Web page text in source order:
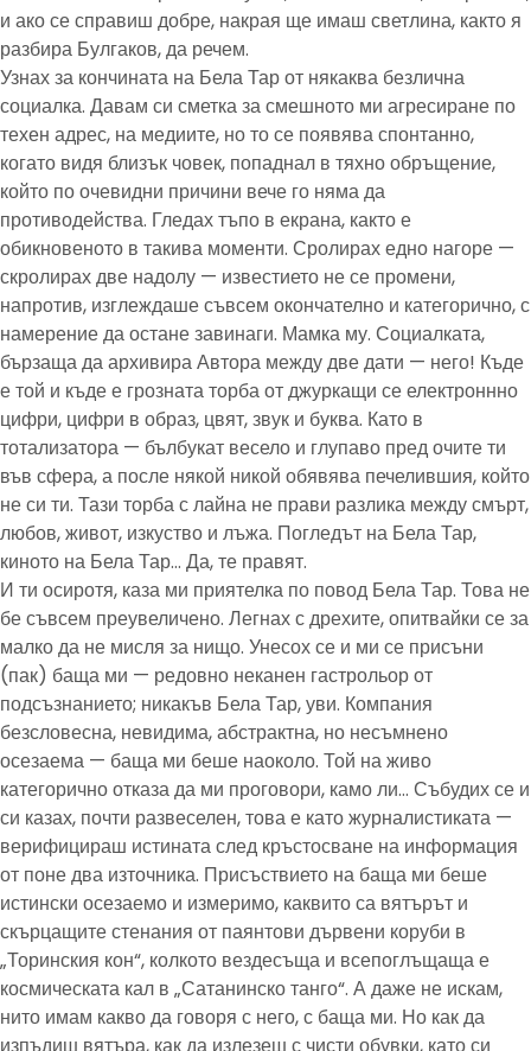
и ако се справиш добре, накрая ще имаш светлина, както я
разбира Булгаков, да речем.
Узнах за кончината на Бела Тар от някаква безлична
социалка. Давам си сметка за смешното ми агресиране по
техен адрес, на медиите, но то се появява спонтанно,
когато видя близък човек, попаднал в тяхно обръщение,
който по очевидни причини вече го няма да
противодейства. Гледах тъпо в екрана, както е
обикновеното в такива моменти. Сролирах едно нагоре —
скролирах две надолу — известието не се промени,
напротив, изглеждаше съвсем окончателно и категорично, с
намерение да остане завинаги. Мамка му. Социалката,
бързаща да архивира Автора между две дати — него! Къде
е той и къде е грозната торба от джуркащи се електроннно
цифри, цифри в образ, цвят, звук и буква. Като в
тотализатора — бълбукат весело и глупаво пред очите ти
във сфера, а после някой никой обявява печелившия, който
не си ти. Тази торба с лайна не прави разлика между смърт,
любов, живот, изкуство и лъжа. Погледът на Бела Тар,
киното на Бела Тар… Да, те правят.
И ти осиротя, каза ми приятелка по повод Бела Тар. Това не
бе съвсем преувеличено. Легнах с дрехите, опитвайки се за
малко да не мисля за нищо. Унесох се и ми се присъни
(пак) баща ми — редовно неканен гастрольор от
подсъзнанието; никакъв Бела Тар, уви. Компания
безсловесна, невидима, абстрактна, но несъмнено
осезаема — баща ми беше наоколо. Той на живо
категорично отказа да ми проговори, камо ли… Събудих се и
си казах, почти развеселен, това е като журналистиката —
верифицираш истината след кръстосване на информация
от поне два източника. Присъствието на баща ми беше
истински осезаемо и измеримо, каквито са вятърът и
скърцащите стенания от паянтови дървени коруби в
„Торинския кон“, колкото вездесъща и всепоглъщаща е
космическата кал в „Сатанинско танго“. А даже не искам,
нито имам какво да говоря с него, с баща ми. Но как да